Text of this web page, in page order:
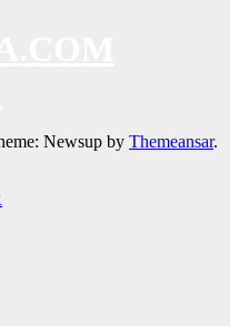
Newsup by Themeansar.